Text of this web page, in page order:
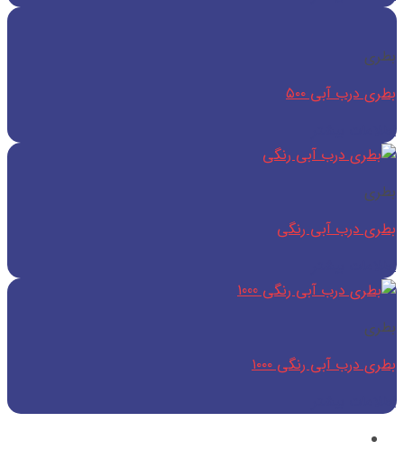
بطری
بطری درب آبی ۵۰۰
اطلاعات بیشتر
بطری
بطری درب آبی رنگی
اطلاعات بیشتر
بطری
بطری درب آبی رنگی ۱۰۰۰
اطلاعات بیشتر